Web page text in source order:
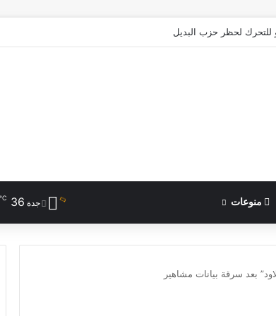
لحظر حزب البديل
منوعات جدة 36
℃
بعد سرقة بيانات مشاهير